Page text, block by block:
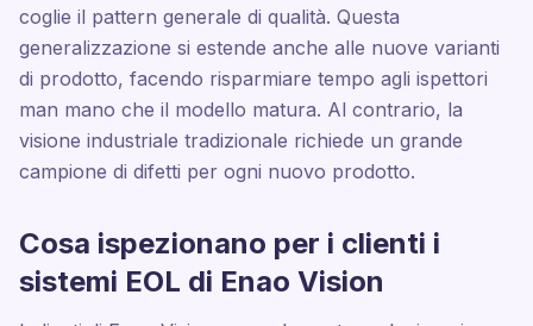
coglie il pattern generale di qualità. Questa
generalizzazione si estende anche alle nuove varianti
di prodotto, facendo risparmiare tempo agli ispettori
man mano che il modello matura. Al contrario, la
visione industriale tradizionale richiede un grande
campione di difetti per ogni nuovo prodotto.
Cosa ispezionano per i clienti i
sistemi EOL di Enao Vision